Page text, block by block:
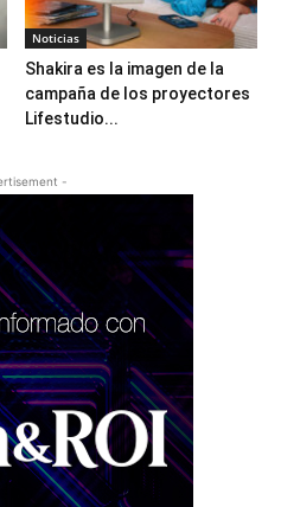
Noticias
Shakira es la imagen de la
campaña de los proyectores
Lifestudio...
-